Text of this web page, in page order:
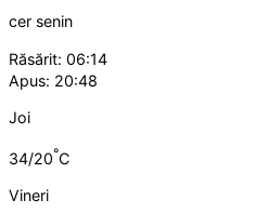
cer senin
Răsărit: 06:14
Apus: 20:48
Joi
34/20°C
Vineri